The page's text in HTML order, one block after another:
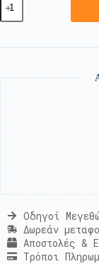
Οδηγοί
Δωρεάν
Αποστολές &
Τρόποι